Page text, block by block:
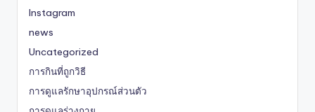
Instagram
news
Uncategorized
การกินที่ถูกวิธี
การดูแลรักษาอุปกรณ์ส่วนตัว